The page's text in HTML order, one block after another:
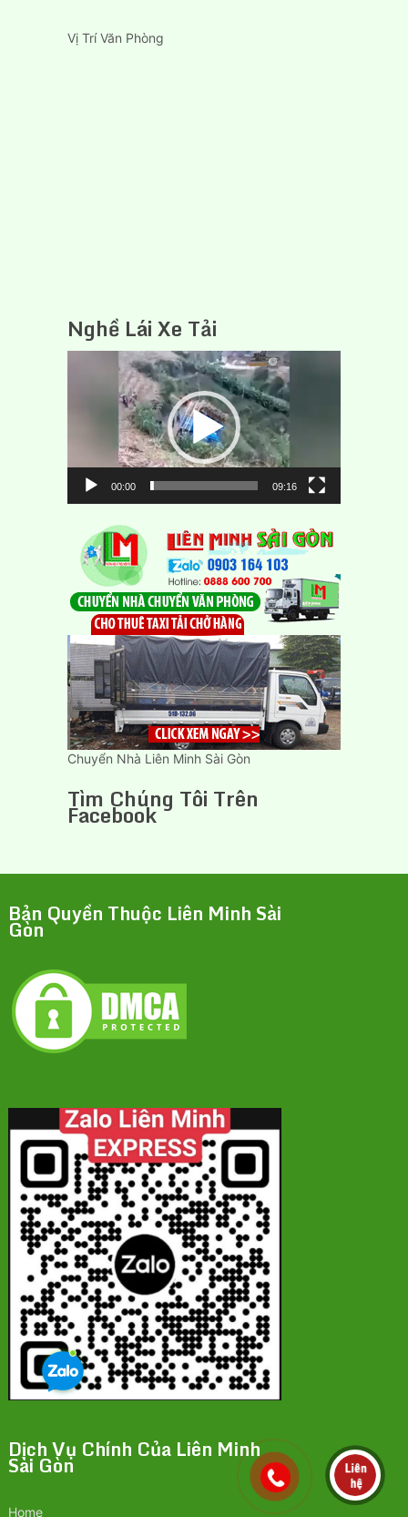
Vị Trí Văn Phòng
Nghề Lái Xe Tải
00:00 09:16
Chuyển Nhà Liên Minh Sài Gòn
Tìm Chúng Tôi Trên
Facebook
Bản Quyền Thuộc Liên Minh Sài
Gòn
Dịch Vụ Chính Của Liên Minh
Sài Gòn
Home